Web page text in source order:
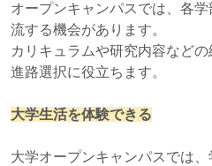
オープンキャンパスでは、各
流する機会があります。
カリキュラムや研究内容などの
進路選択に役立ちます。
大学生活を体験できる
大学オープンキャンパスでは、